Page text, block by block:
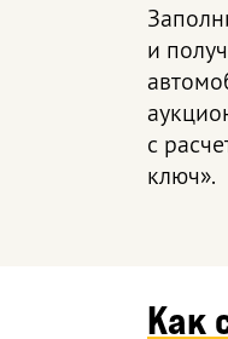
и
с
ключ».
Как